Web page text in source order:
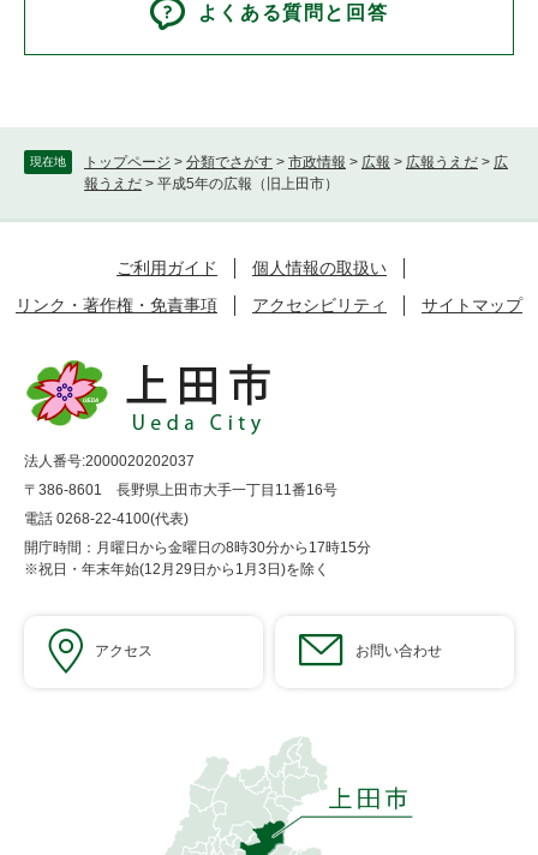
現在地 トップページ > 分類でさがす > 市政情報 > 広報 > 広報うえだ > 広
報うえだ > 平成5年の広報（旧上田市）
よくある質問と回答
ご利用ガイド
個人情報の取扱い
リンク・著作権・免責事項
アクセシビリティ サイトマップ
法人番号:2000020202037
〒386-8601 長野県上田市大手一丁目11番16号
電話 0268-22-4100(代表)
開庁時間：月曜日から金曜日の8時30分から17時15分
※祝日・年末年始(12月29日から1月3日)を除く
アクセス お問い合わせ